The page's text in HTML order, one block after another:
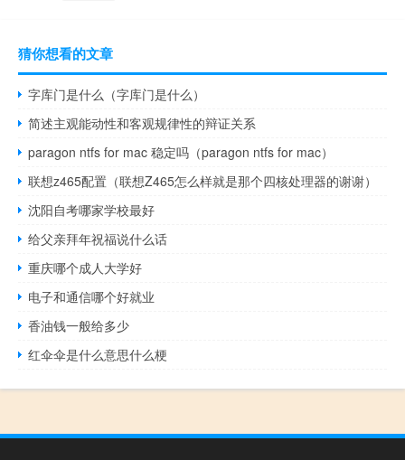
猜你想看的文章
字库门是什么（字库门是什么）
简述主观能动性和客观规律性的辩证关系
paragon ntfs for mac 稳定吗（paragon ntfs for mac）
联想z465配置（联想Z465怎么样就是那个四核处理器的谢谢）
沈阳自考哪家学校最好
给父亲拜年祝福说什么话
重庆哪个成人大学好
电子和通信哪个好就业
香油钱一般给多少
红伞伞是什么意思什么梗